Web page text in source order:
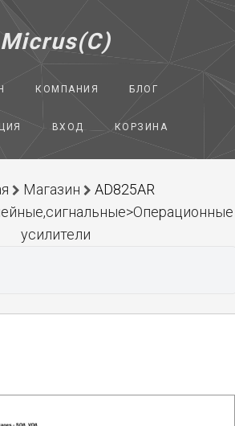
Micrus(C)
КОМПАНИЯ БЛОГ
ВХОД КОРЗИНА
Магазин
AD825AR
усилители